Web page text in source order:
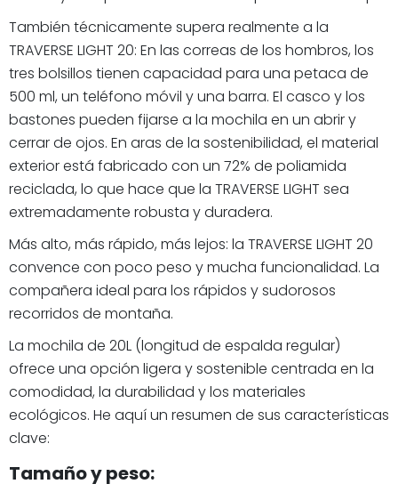
También técnicamente supera realmente a la
TRAVERSE LIGHT 20: En las correas de los hombros, los
tres bolsillos tienen capacidad para una petaca de
500 ml, un teléfono móvil y una barra. El casco y los
bastones pueden fijarse a la mochila en un abrir y
cerrar de ojos. En aras de la sostenibilidad, el material
exterior está fabricado con un 72% de poliamida
reciclada, lo que hace que la TRAVERSE LIGHT sea
extremadamente robusta y duradera.
Más alto, más rápido, más lejos: la TRAVERSE LIGHT 20
convence con poco peso y mucha funcionalidad. La
compañera ideal para los rápidos y sudorosos
recorridos de montaña.
La mochila de 20L (longitud de espalda regular)
ofrece una opción ligera y sostenible centrada en la
comodidad, la durabilidad y los materiales
ecológicos. He aquí un resumen de sus características
clave:
Tamaño y peso: